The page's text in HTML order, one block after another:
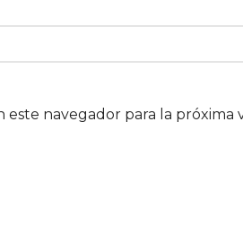
navegador para la próxima